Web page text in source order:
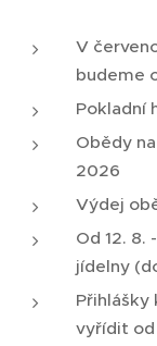
V
budeme
Pokladní
Obědy
2026
Výdej
Od 12. 8.
jídelny
Přihlášky
vyřídit od